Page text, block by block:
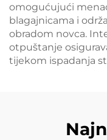
omogućujući
blagajnicama i
obradom novca.
otpuštanje
tijekom ispadanja